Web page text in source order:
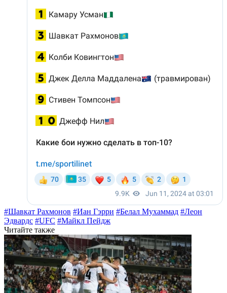
#Шавкат Рахмонов #Иан Гэрри #Белал Мухаммад #Леон
Эдвардс #UFC #Майкл Пейдж
Читайте также